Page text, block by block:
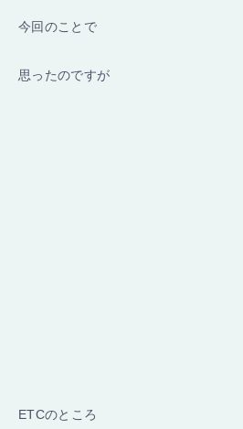
今回のことで
思ったのですが
ETCのところ